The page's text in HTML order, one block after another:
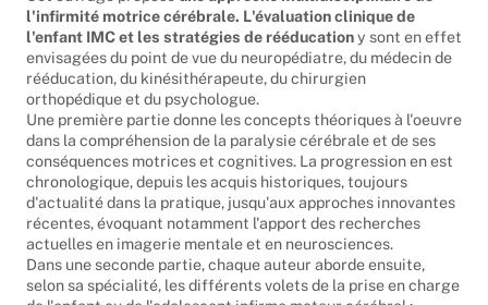
Cet ouvrage proposeune approche multidisciplinaire de
l'infirmité motrice cérébrale. L'évaluation clinique de
l'enfant IMC et les stratégies de rééducationy sont en effet
envisagées du point de vue du neuropédiatre, du médecin de
rééducation, du kinésithérapeute, du chirurgien
orthopédique et du psychologue.
Une première partie donne les concepts théoriques à l'oeuvre
dans la compréhension de la paralysie cérébrale et de ses
conséquences motrices et cognitives. La progression en est
chronologique, depuis les acquis historiques, toujours
d'actualité dans la pratique, jusqu'aux approches innovantes
récentes, évoquant notamment l'apport des recherches
actuelles en imagerie mentale et en neurosciences.
Dans une seconde partie, chaque auteur aborde ensuite,
selon sa spécialité, les différents volets de la prise en charge